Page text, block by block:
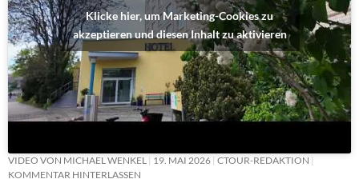
Klicke hier, um Marketing-Cookies zu
akzeptieren und diesen Inhalt zu aktivieren
VIDEO VON MICHAEL WENKEL 19. MAI 2026 CTOUR-REDAKTION
KOMMENTAR HINTERLASSEN